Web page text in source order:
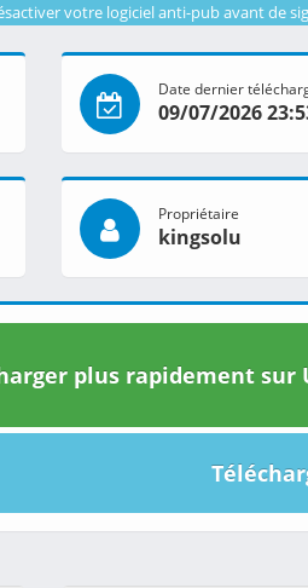
votre logiciel anti-pub avant de
Date dernier
09/07/2026
Propriétaire
kingsolu
plus rapidement sur